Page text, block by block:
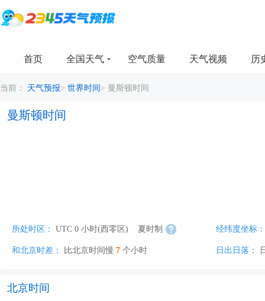
首页 全国天气 空气质量 天气视频 历
当前： 天气预报> 世界时间 > 曼斯顿时间
曼斯顿时间
所处时区： UTC 0 小时(西零区) 夏时制 经纬度坐标：
和北京时差： 比北京时间慢 7 个小时 日出日落：
北京时间